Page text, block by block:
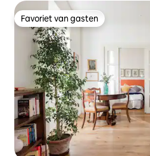
Favoriet van gasten
Favoriet van gasten